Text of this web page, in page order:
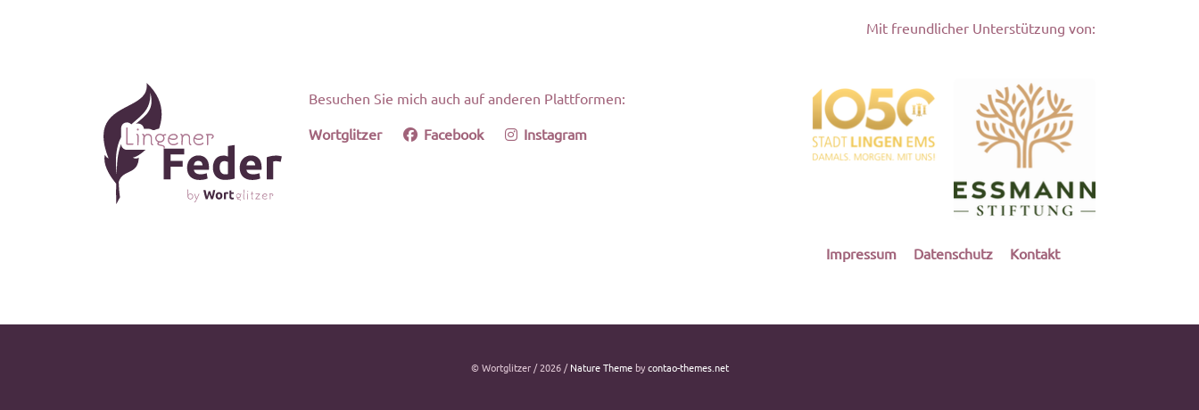
Besuchen Sie mich auch auf anderen Plattformen:
Wortglitzer
Facebook Instagram
Mit freundlicher Unterstützung von:
überspringen
Impressum Datenschutz Kontakt
© Wortglitzer / 2026 /Nature Themebycontao-themes.net